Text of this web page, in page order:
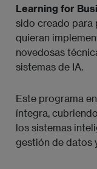
Learning for
sido creado para
quieran
novedosas
sistemas de IA.
Este programa
íntegra,
los sistemas
gestión de datos